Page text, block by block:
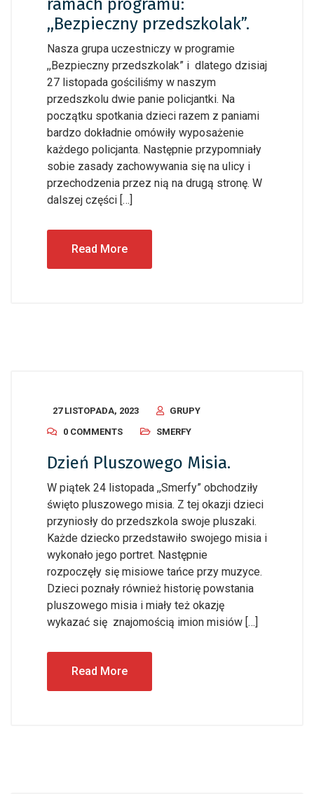
ramach programu:
,,Bezpieczny przedszkolak”.
Nasza grupa uczestniczy w programie
,,Bezpieczny przedszkolak” i dlatego dzisiaj
27 listopada gościliśmy w naszym
przedszkolu dwie panie policjantki. Na
początku spotkania dzieci razem z paniami
bardzo dokładnie omówiły wyposażenie
każdego policjanta. Następnie przypomniały
sobie zasady zachowywania się na ulicy i
przechodzenia przez nią na drugą stronę. W
dalszej części […]
Read More
27 LISTOPADA, 2023
GRUPY
0 COMMENTS
SMERFY
Dzień Pluszowego Misia.
W piątek 24 listopada ,,Smerfy” obchodziły
święto pluszowego misia. Z tej okazji dzieci
przyniosły do przedszkola swoje pluszaki.
Każde dziecko przedstawiło swojego misia i
wykonało jego portret. Następnie
rozpoczęły się misiowe tańce przy muzyce.
Dzieci poznały również historię powstania
pluszowego misia i miały też okazję
wykazać się znajomością imion misiów […]
Read More